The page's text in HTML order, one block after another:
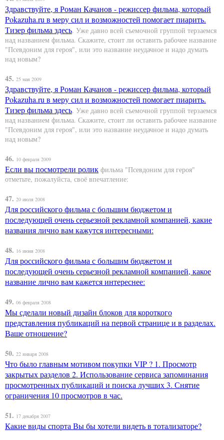
Здравствуйте, я Роман Качанов - режиссер фильма, который
Pokazuha.ru в меру сил и возможностей помогает пиарить.
Тизер фильма здесь. Уже давно всей съемочной группой терзаемся
над названием фильма. Скажите, стоит ли оставить рабочее название
"Псевдоним для героя", или это название неудачное и надо думать
над новым?
45. 25 мая 2009
Здравствуйте, я Роман Качанов - режиссер фильма, который
Pokazuha.ru в меру сил и возможностей помогает пиарить.
Тизер фильма здесь. Уже давно всей съемочной группой терзаемся
над названием фильма. Скажите, стоит ли оставить рабочее название
"Псевдоним для героя", или это название неудачное и надо думать
над новым?
46. 10 февраля 2009
Если вы посмотрели ролик фильма "Псевдоним для героя"
отметьте, пожалуйста, своё впечатление:
47. 20 июля 2008
Для российского фильма с большим бюджетом и
последующей очень серьезной рекламной компанией, какие
названия лично вам кажутся интересными:
48. 16 июня 2008
Для российского фильма с большим бюджетом и
последующей очень серьезной рекламной компанией, какое
название лично вам кажется интереснее:
49. 06 февраля 2008
Мы сделали новый дизайн блоков для короткого
представления публикаций на первой странице и в разделах.
Ваше отношение?
50. 22 января 2008
Что было главным мотивом покупки VIP ? 1. Просмотр
закрытых разделов 2. Использование сервиса запоминания
просмотренных публикаций и поиска лучших 3. Снятие
ограничения 10 просмотров в час.
51. 17 декабря 2007
Какие виды спорта Вы бы хотели видеть в тотализаторе?